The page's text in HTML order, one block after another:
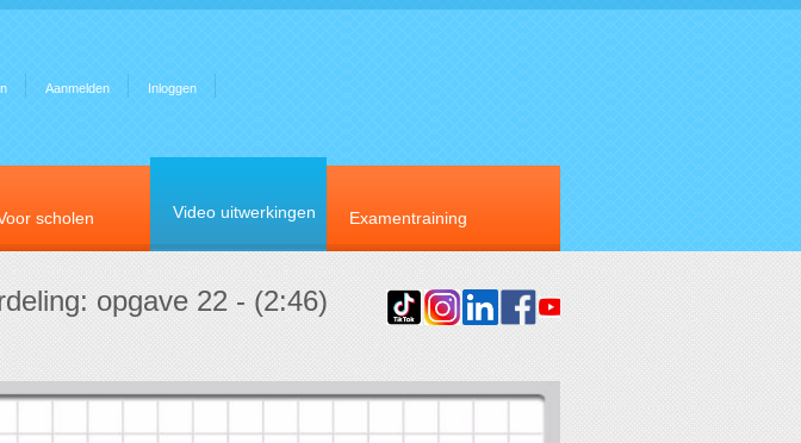
Aanmelden Inloggen
scholen Video uitwerkingen Examentraining
opgave 22 - (2:46)